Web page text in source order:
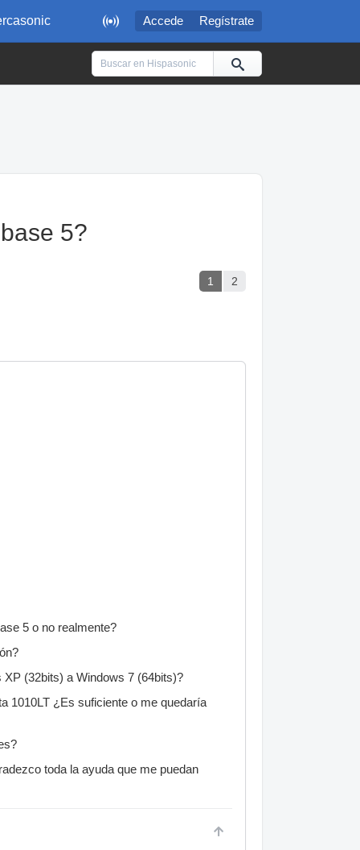
 Accede Regístrate
5?
1 2
5 o no realmente?
(32bits) a Windows 7 (64bits)?
1010LT ¿Es suficiente o me quedaría
toda la ayuda que me puedan